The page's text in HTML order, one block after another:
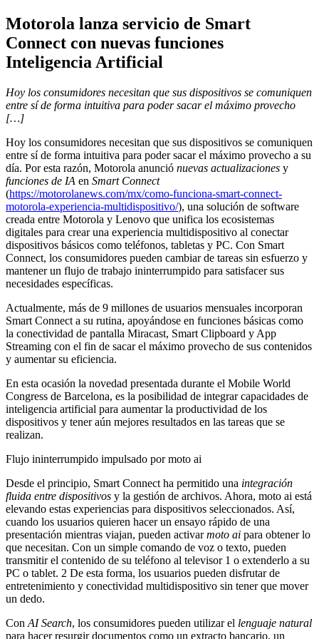
Motorola lanza servicio de Smart
Connect con nuevas funciones
Inteligencia Artificial
Hoy los consumidores necesitan que sus dispositivos se comuniquen
entre sí de forma intuitiva para poder sacar el máximo provecho
[…]
Hoy los consumidores necesitan que sus dispositivos se comuniquen
entre sí de forma intuitiva para poder sacar el máximo provecho a su
día. Por esta razón, Motorola anunció nuevas actualizaciones y
funciones de IA en Smart Connect
(https://motorolanews.com/mx/como-funciona-smart-connect-
motorola-experiencia-multidispositivo/), una solución de software
creada entre Motorola y Lenovo que unifica los ecosistemas
digitales para crear una experiencia multidispositivo al conectar
dispositivos básicos como teléfonos, tabletas y PC. Con Smart
Connect, los consumidores pueden cambiar de tareas sin esfuerzo y
mantener un flujo de trabajo ininterrumpido para satisfacer sus
necesidades específicas.
Actualmente, más de 9 millones de usuarios mensuales incorporan
Smart Connect a su rutina, apoyándose en funciones básicas como
la conectividad de pantalla Miracast, Smart Clipboard y App
Streaming con el fin de sacar el máximo provecho de sus contenidos
y aumentar su eficiencia.
En esta ocasión la novedad presentada durante el Mobile World
Congress de Barcelona, es la posibilidad de integrar capacidades de
inteligencia artificial para aumentar la productividad de los
dispositivos y tener aún mejores resultados en las tareas que se
realizan.
Flujo ininterrumpido impulsado por moto ai
Desde el principio, Smart Connect ha permitido una integración
fluida entre dispositivos y la gestión de archivos. Ahora, moto ai está
elevando estas experiencias para dispositivos seleccionados. Así,
cuando los usuarios quieren hacer un ensayo rápido de una
presentación mientras viajan, pueden activarmoto ai para obtener lo
que necesitan. Con un simple comando de voz o texto, pueden
transmitir el contenido de su teléfono al televisor 1 o extenderlo a su
PC o tablet. 2 De esta forma, los usuarios pueden disfrutar de
entretenimiento y conectividad multidispositivo sin tener que mover
un dedo.
Con AI Search, los consumidores pueden utilizar el lenguaje natural
para hacer resurgir documentos como un extracto bancario, un